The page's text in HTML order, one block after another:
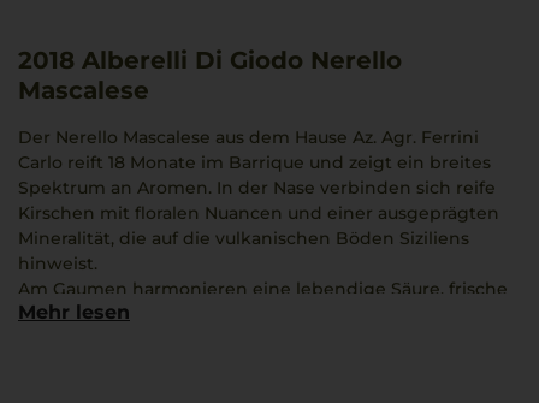
2018 Alberelli Di Giodo Nerello
Mascalese
Der Nerello Mascalese aus dem Hause Az. Agr. Ferrini
Carlo reift 18 Monate im Barrique und zeigt ein breites
Spektrum an Aromen. In der Nase verbinden sich reife
Kirschen mit floralen Nuancen und einer ausgeprägten
Mineralität, die auf die vulkanischen Böden Siziliens
hinweist.
Am Gaumen harmonieren eine lebendige Säure, frische
Gewürznoten und samtige Tannine. Kräuteranklänge und
Mehr lesen